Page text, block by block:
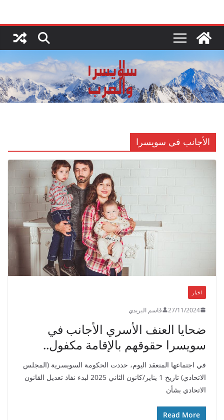
content
الأجانب في سويسرا
اخبار
27/11/2024 قاسم البريدي
ضحايا العنف الأسري الأجانب في
سويسرا حقوقهم بالإقامة مكفول..
في اجتماعها المنعقد اليوم، حددت الحكومة السويسرية (المجلس
الاتحادي) تاريخ 1 يناير/كانون الثاني 2025 لبدء نفاذ تعديل القانون
الاتحادي بشأن
Read More